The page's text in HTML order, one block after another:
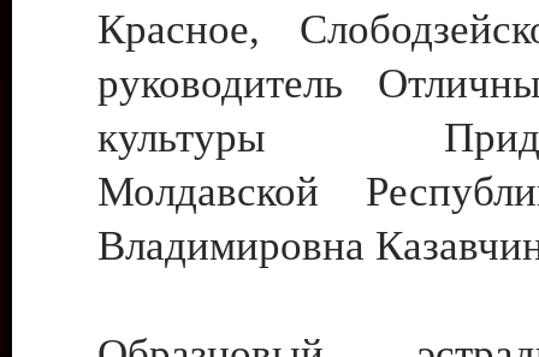
Красное,
руководитель
культуры
Молдавской
Владимировна